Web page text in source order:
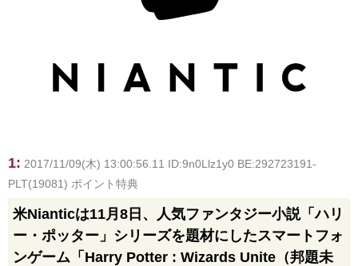
1: 2017/11/09(木) 13:00:56.11 ID:9n0Llz1y0 BE:292723191-
PLT(19081) ポイント特典
米Nianticは11月8日、人気ファンタジー小説「ハリ
ー・ポッター」シリーズを題材にしたスマートフォ
ンゲーム「Harry Potter : Wizards Unite（邦題未